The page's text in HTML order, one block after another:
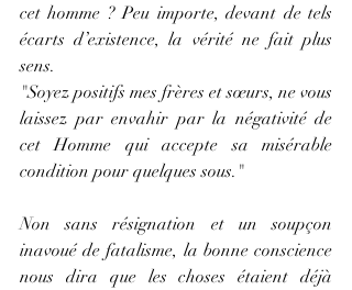
cet homme ? Peu importe, devant de tels
écarts d’existence, la vérité ne fait plus
sens.
"Soyez positifs mes frères et sœurs, ne vous
laissez par envahir par la négativité de
cet Homme qui accepte sa misérable
condition pour quelques sous."
Non sans résignation et un soupçon
inavoué de fatalisme, la bonne conscience
nous dira que les choses étaient déjà